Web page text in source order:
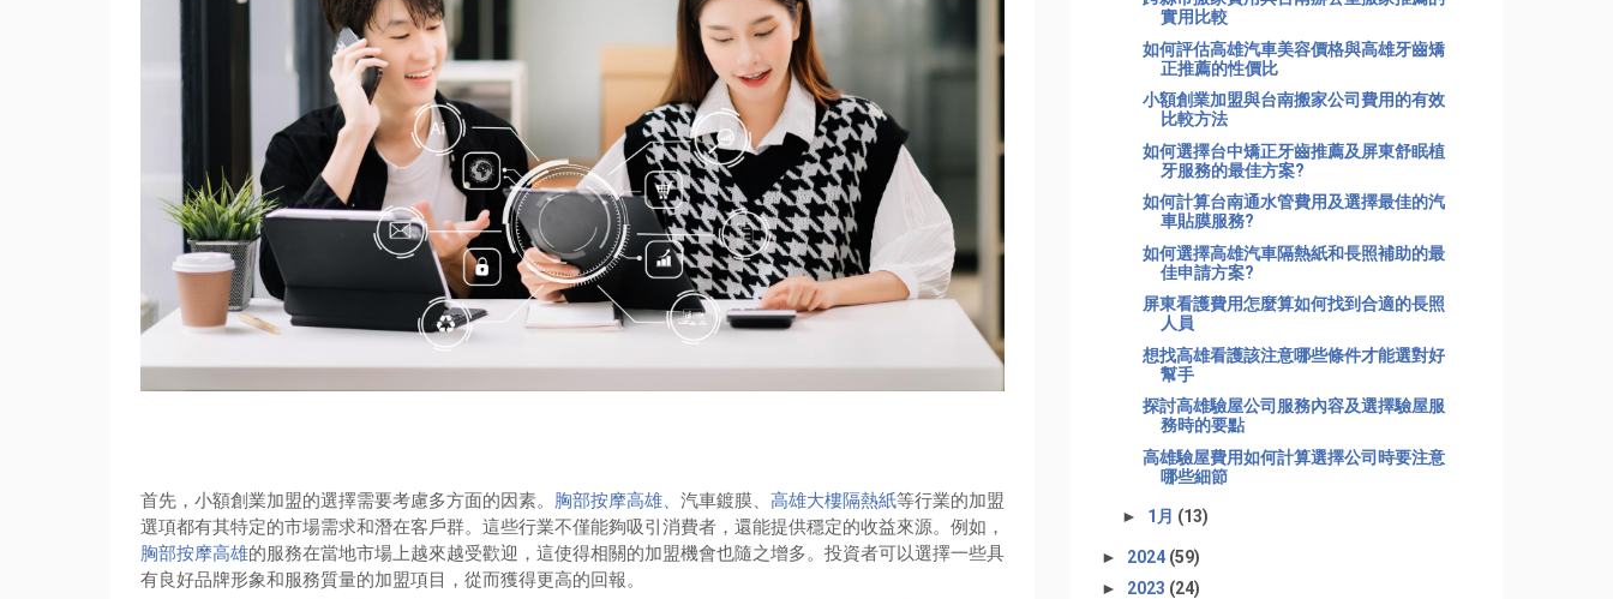
首先，小額創業加盟的選擇需要考慮多方面的因素。 胸部按摩高雄 、汽車鍍膜、 高雄大樓隔熱紙等行業的加盟
選項都有其特定的市場需求和潛在客戶群。這些行業不僅能夠吸引消費者，還能提供穩定的收益來源。例如，
胸部按摩高雄的服務在當地市場上越來越受歡迎，這使得相關的加盟機會也隨之增多。投資者可以選擇一些具
有良好品牌形象和服務質量的加盟項目，從而獲得更高的回報。
實用比較
如何評估高雄汽車美容價格與高雄牙齒矯
正推薦的性價比
小額創業加盟與台南搬家公司費用的有效
比較方法
如何選擇台中矯正牙齒推薦及屏東舒眠植
牙服務的最佳方案?
如何計算台南通水管費用及選擇最佳的汽
車貼膜服務?
如何選擇高雄汽車隔熱紙和長照補助的最
佳申請方案?
屏東看護費用怎麼算如何找到合適的長照
人員
想找高雄看護該注意哪些條件才能選對好
幫手
探討高雄驗屋公司服務內容及選擇驗屋服
務時的要點
高雄驗屋費用如何計算選擇公司時要注意
哪些細節
► 1月 (13)
► 2024 (59)
► 2023 (24)